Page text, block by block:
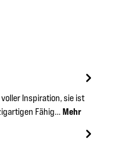
voller Inspiration, sie ist
Fähig… Mehr